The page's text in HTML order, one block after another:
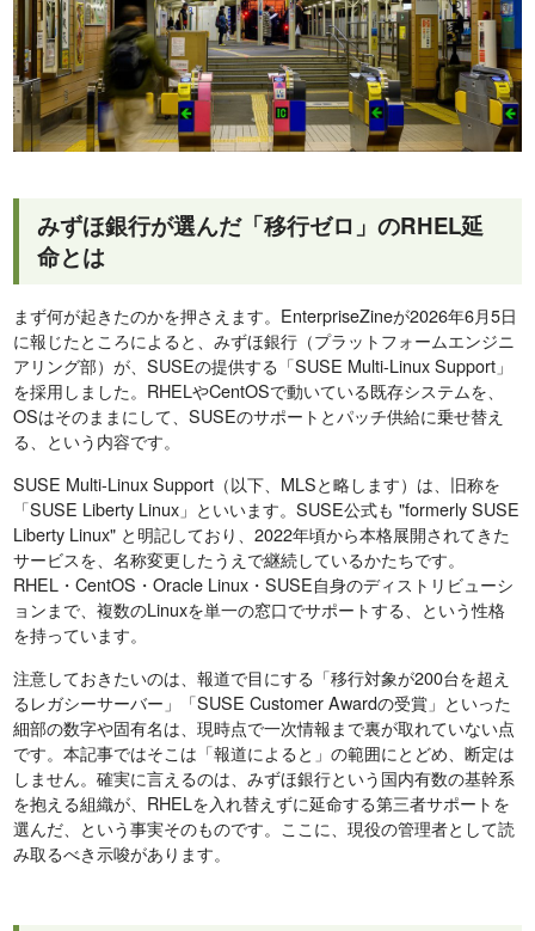
みずほ銀行が選んだ「移行ゼロ」のRHEL延
命とは
まず何が起きたのかを押さえます。EnterpriseZineが2026年6月5日
に報じたところによると、みずほ銀行（プラットフォームエンジニ
アリング部）が、SUSEの提供する「SUSE Multi-Linux Support」
を採用しました。RHELやCentOSで動いている既存システムを、
OSはそのままにして、SUSEのサポートとパッチ供給に乗せ替え
る、という内容です。
SUSE Multi-Linux Support（以下、MLSと略します）は、旧称を
「SUSE Liberty Linux」といいます。SUSE公式も "formerly SUSE
Liberty Linux" と明記しており、2022年頃から本格展開されてきた
サービスを、名称変更したうえで継続しているかたちです。
RHEL・CentOS・Oracle Linux・SUSE自身のディストリビューシ
ョンまで、複数のLinuxを単一の窓口でサポートする、という性格
を持っています。
注意しておきたいのは、報道で目にする「移行対象が200台を超え
るレガシーサーバー」「SUSE Customer Awardの受賞」といった
細部の数字や固有名は、現時点で一次情報まで裏が取れていない点
です。本記事ではそこは「報道によると」の範囲にとどめ、断定は
しません。確実に言えるのは、みずほ銀行という国内有数の基幹系
を抱える組織が、RHELを入れ替えずに延命する第三者サポートを
選んだ、という事実そのものです。ここに、現役の管理者として読
み取るべき示唆があります。